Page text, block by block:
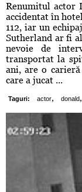
Renumitul actor
accidentat în
112, iar un
Sutherland ar fi
nevoie de
transportat la
ani, are o
care a jucat ...
Taguri: actor, donald,